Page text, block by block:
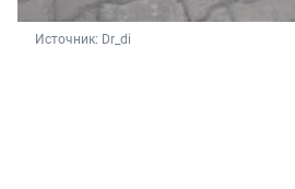
Источник: Dr_di